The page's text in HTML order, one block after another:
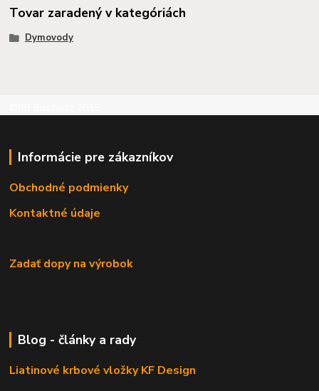
Tovar zaradený v kategóriách
Dymovody
Informácie pre zákazníkov
Obchodné podmienky
Kontaktné údaje
Zadať dopy na výrobok
Blog - články a rady
Liatinové krbové vložky KF Design